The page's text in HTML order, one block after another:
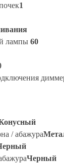
1
лампы 60
/ абажура
Черный